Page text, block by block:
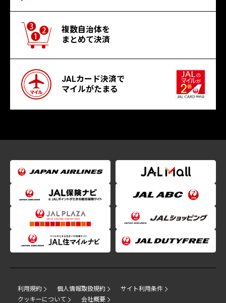
複数自治体を
まとめて決済
JALカード決済で
マイルがたまる
利用規約 個人情報取扱規約
サイト利用条件
クッキーについて
会社概要